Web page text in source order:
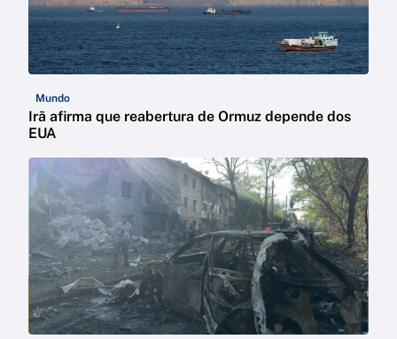
Mundo
Irã afirma que reabertura de Ormuz depende dos
EUA